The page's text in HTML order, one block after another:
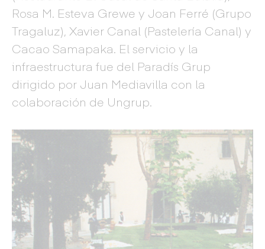
Rosa M. Esteva Grewe y Joan Ferré (Grupo
Tragaluz), Xavier Canal (Pastelería Canal) y
Cacao Samapaka. El servicio y la
infraestructura fue del Paradís Grup
dirigido por Juan Mediavilla con la
colaboración de Ungrup.